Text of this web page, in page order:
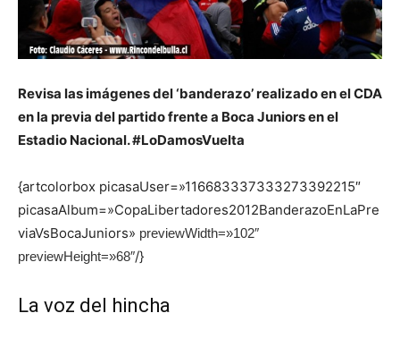
Revisa las imágenes del ‘banderazo’ realizado en el CDA
en la previa del partido frente a Boca Juniors en el
Estadio Nacional. #LoDamosVuelta
{artcolorbox picasaUser=»116683337333273392215″
picasaAlbum=»CopaLibertadores2012BanderazoEnLaPre
viaVsBocaJuniors» previewWidth=»102″
previewHeight=»68″/}
La voz del hincha